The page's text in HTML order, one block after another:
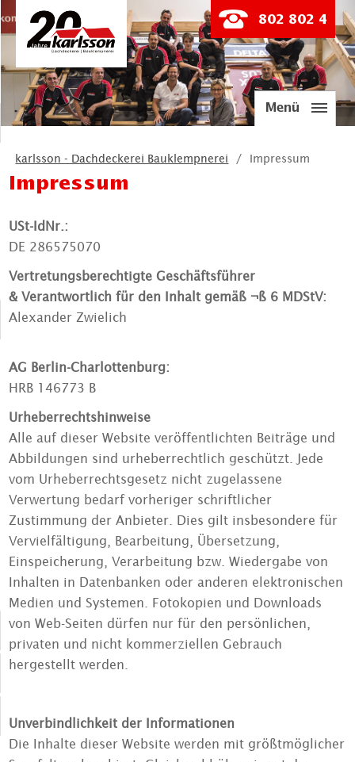
802 802 4
Menü
karlsson - Dachdeckerei Bauklempnerei Impressum
Impressum
USt-IdNr.:
DE 286575070
Vertretungsberechtigte Geschäftsführer
& Verantwortlich für den Inhalt gemäß ¬ß 6 MDStV:
Alexander Zwielich
AG Berlin-­Charlottenburg:
HRB 146773 B
Urheberrechtshinweise
Alle auf dieser Website veröffentlichten Beiträge und
Abbildungen sind urheberrechtlich geschützt. Jede
vom Urheberrechtsgesetz nicht zugelassene
Verwertung bedarf vorheriger schriftlicher
Zustimmung der Anbieter. Dies gilt insbesondere für
Vervielfältigung, Bearbeitung, Übersetzung,
Einspeicherung, Verarbeitung bzw. Wiedergabe von
Inhalten in Datenbanken oder anderen elektronischen
Medien und Systemen. Fotokopien und Downloads
von Web-Seiten dürfen nur für den persönlichen,
privaten und nicht kommerziellen Gebrauch
hergestellt werden.
Unverbindlichkeit der Informationen
Die Inhalte dieser Website werden mit größtmöglicher